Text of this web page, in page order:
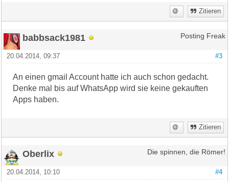
Zitieren
babbsack1981 Posting Freak
#3
20.04.2014, 09:37
An einen gmail Account hatte ich auch schon gedacht.
Denke mal bis auf WhatsApp wird sie keine gekauften
Apps haben.
Zitieren
Oberlix Die spinnen, die Römer!
#4
20.04.2014, 10:10